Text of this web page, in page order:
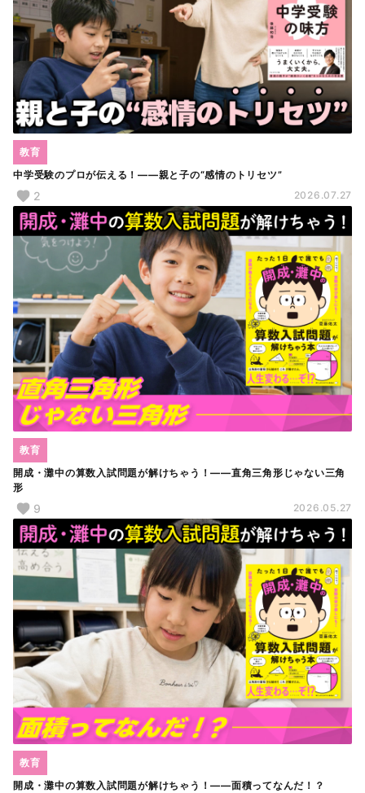
中学受験のプロが伝える！――親と子の“感情のトリセツ”
教育
2 2026.07.27
開成・灘中の算数入試問題が解けちゃう！――直角三角形じゃない三角
形
教育
9 2026.05.27
開成・灘中の算数入試問題が解けちゃう！――面積ってなんだ！？
教育